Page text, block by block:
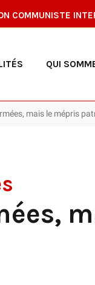
COMMUNISTE
QUI
mais le mépris